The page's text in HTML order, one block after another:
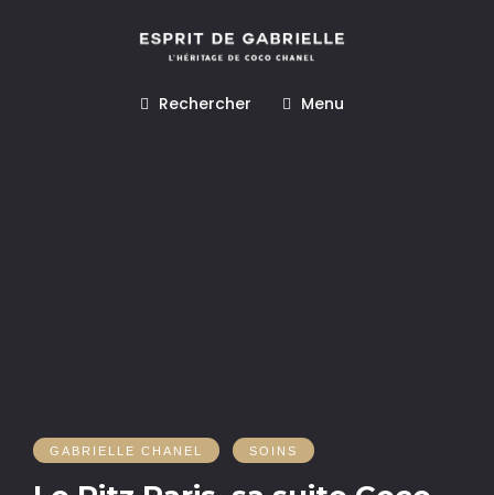
Rechercher Menu
GABRIELLE CHANEL SOINS